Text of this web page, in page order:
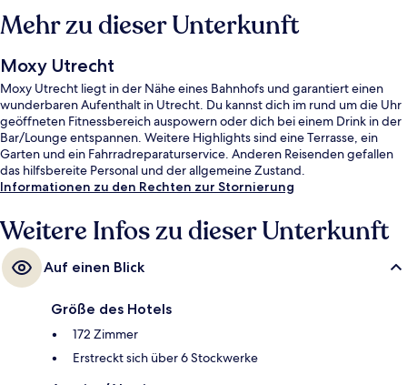
Mehr zu dieser Unterkunft
Moxy Utrecht
Moxy Utrecht liegt in der Nähe eines Bahnhofs und garantiert einen
wunderbaren Aufenthalt in Utrecht. Du kannst dich im rund um die Uhr
geöffneten Fitnessbereich auspowern oder dich bei einem Drink in der
Bar/Lounge entspannen. Weitere Highlights sind eine Terrasse, ein
Garten und ein Fahrradreparaturservice. Anderen Reisenden gefallen
das hilfsbereite Personal und der allgemeine Zustand.
Informationen zu den Rechten zur Stornierung
Weitere Infos zu dieser Unterkunft
Auf einen Blick
Größe des Hotels
172 Zimmer
Erstreckt sich über 6 Stockwerke